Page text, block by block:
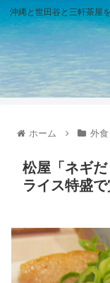
沖縄と世田谷と三軒茶屋
ホーム 外食
松屋「ネギ
ライス特盛で